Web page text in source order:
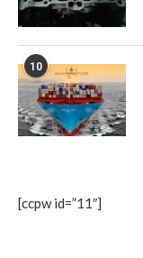
[ccpw id=”11″]
10